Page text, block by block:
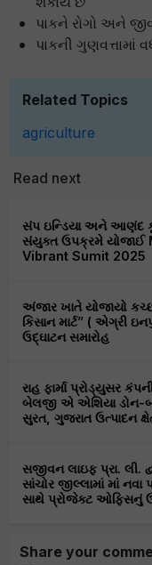
પાકને રોગો અને
પાકની ગુણવત્તામાં
Related Topics
agriculture
Read next
સંપ ઇન્ડિયા અને આણંદ
સંયુક્ત ઉપક્રમે યોજાઈ Manthan FPO
Vibrant Sumit 2025
અંજાર ખાતે યોજાયો કચ્છ
કિસાન માર્ટ” ( એગ્રી
ઉદ્ઘાટન સમારોહ
રાહ ફાર્મા પ્રોડ્યુસર
બેલજી એ એશિયા ડોન-
સુરત, ગુજરાત ઉત્પાદન
સજીવન લાઇફ પ્રા. લી.
સાંચોર જીલ્લામાં માં
સાથે પ્રોજેક્ટ ઓફિસનું
Share your